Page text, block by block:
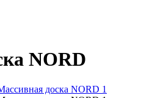
NORD